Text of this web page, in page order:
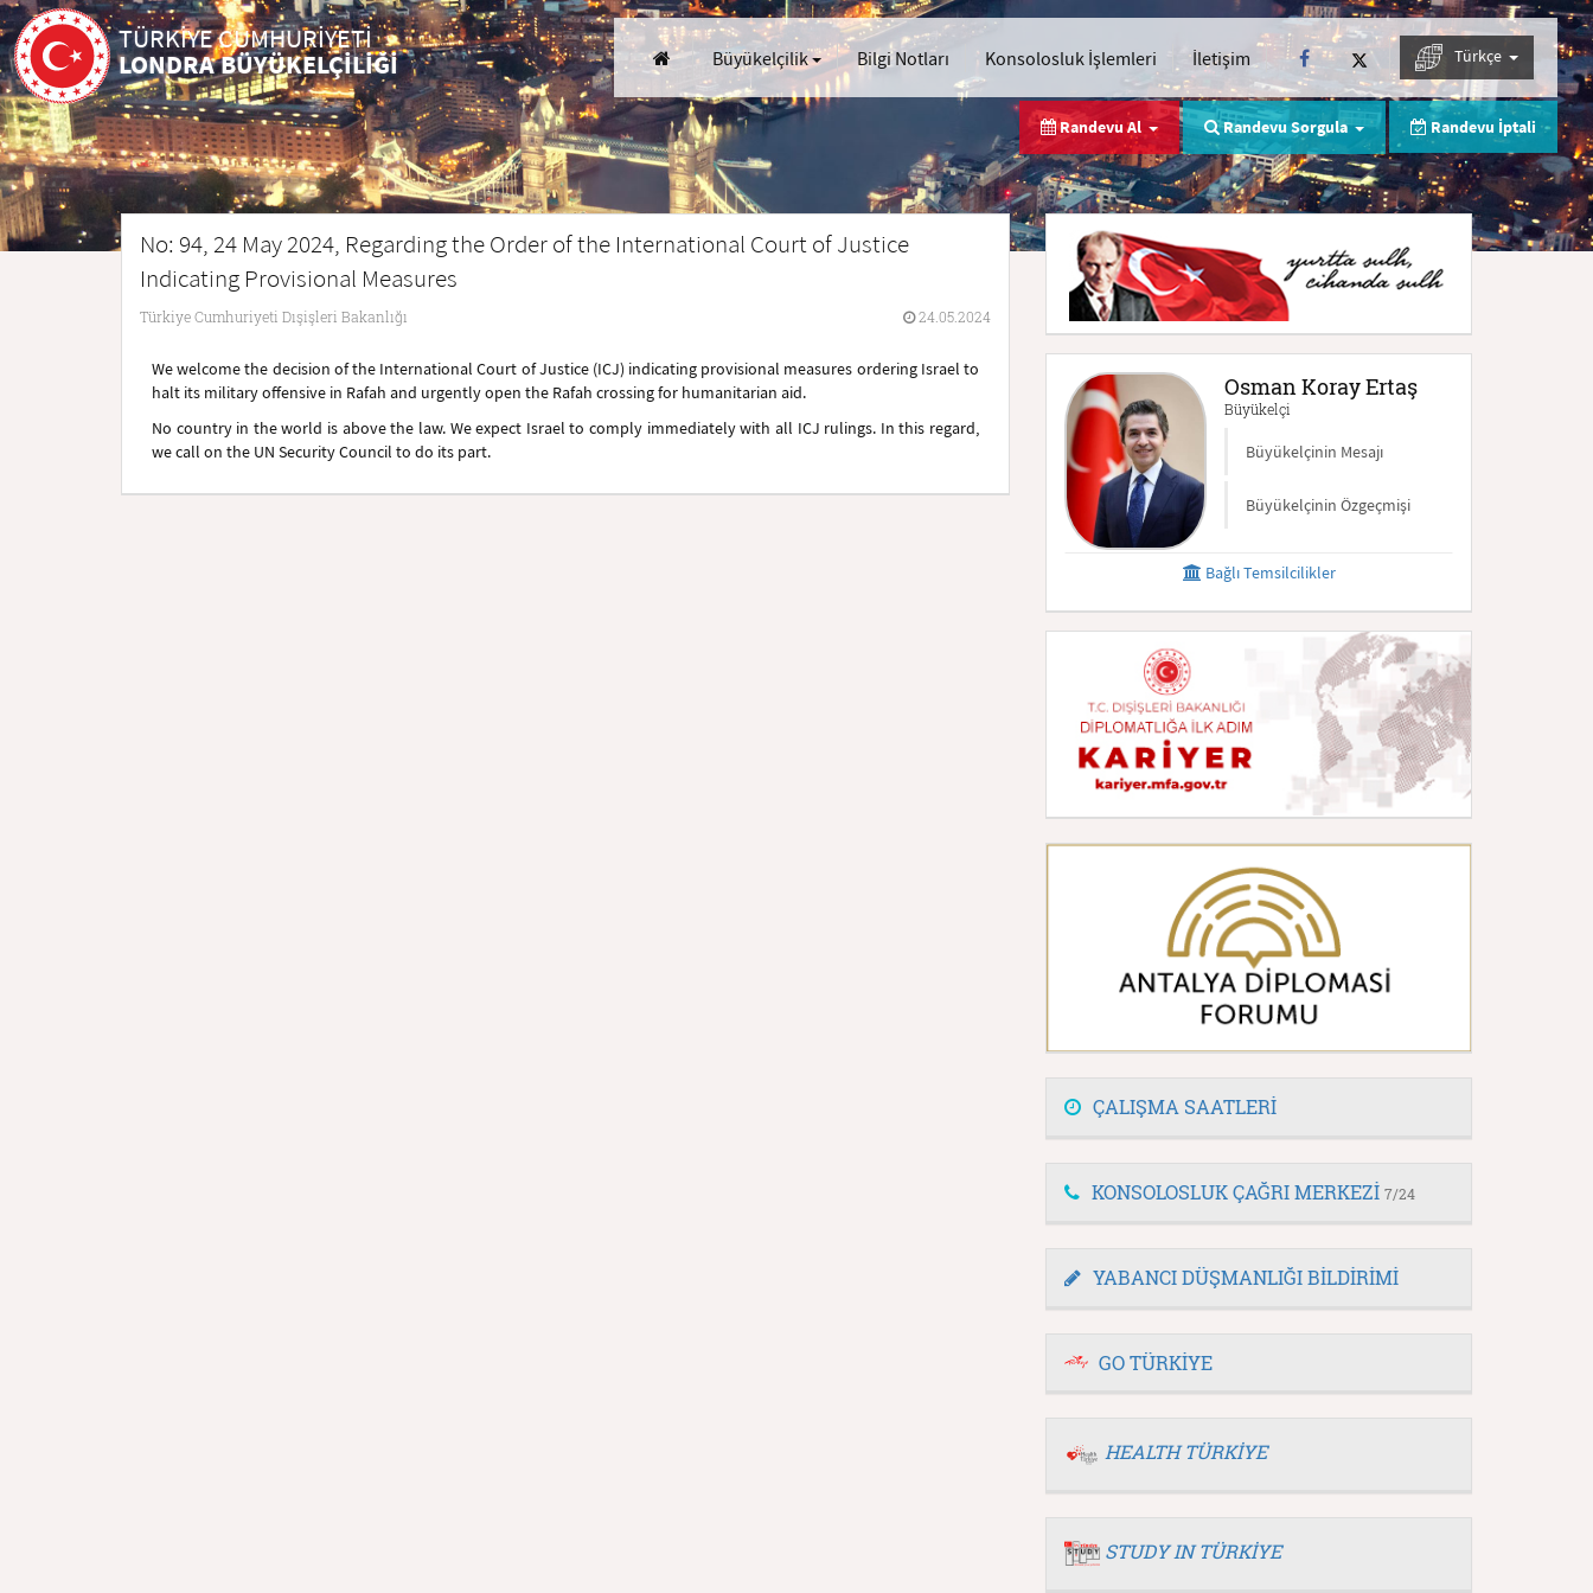
TÜRKİYE CUMHURİYETİ
LONDRA BÜYÜKELÇİLİĞİ Büyükelçilik Bilgi Notları Konsolosluk İşlemleri İletişim Türkçe
Randevu Al Randevu Sorgula Randevu İptali
No: 94, 24 May 2024, Regarding the Order of the International Court of Justice
Indicating Provisional Measures
Türkiye Cumhuriyeti Dışişleri Bakanlığı 24.05.2024
We welcome the decision of the International Court of Justice (ICJ) indicating provisional measures ordering Israel to
halt its military offensive in Rafah and urgently open the Rafah crossing for humanitarian aid.
No country in the world is above the law. We expect Israel to comply immediately with all ICJ rulings. In this regard,
we call on the UN Security Council to do its part.
Osman Koray Ertaş
Büyükelçi
Büyükelçinin Mesajı
Büyükelçinin Özgeçmişi
Bağlı Temsilcilikler
ÇALIŞMA SAATLERİ
KONSOLOSLUK ÇAĞRI MERKEZİ 7/24
YABANCI DÜŞMANLIĞI BİLDİRİMİ
GO TÜRKİYE
HEALTH TÜRKİYE
STUDY IN TÜRKİYE